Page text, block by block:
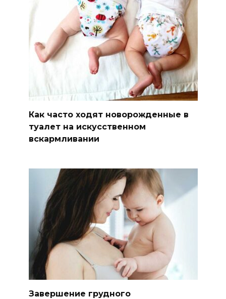
Как часто ходят новорожденные в
туалет на искусственном
вскармливании
Завершение грудного